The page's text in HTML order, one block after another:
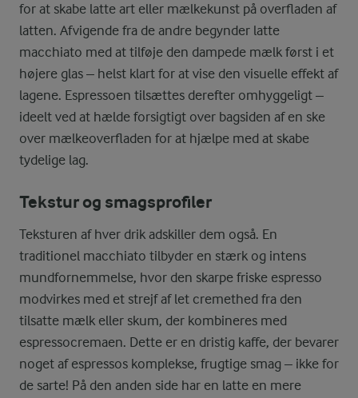
for at skabe latte art eller mælkekunst på overfladen af
latten. Afvigende fra de andre begynder latte
macchiato med at tilføje den dampede mælk først i et
højere glas – helst klart for at vise den visuelle effekt af
lagene. Espressoen tilsættes derefter omhyggeligt –
ideelt ved at hælde forsigtigt over bagsiden af en ske
over mælkeoverfladen for at hjælpe med at skabe
tydelige lag.
Tekstur og smagsprofiler
Teksturen af hver drik adskiller dem også. En
traditionel macchiato tilbyder en stærk og intens
mundfornemmelse, hvor den skarpe friske espresso
modvirkes med et strejf af let cremethed fra den
tilsatte mælk eller skum, der kombineres med
espressocremaen. Dette er en dristig kaffe, der bevarer
noget af espressos komplekse, frugtige smag – ikke for
de sarte! På den anden side har en latte en mere